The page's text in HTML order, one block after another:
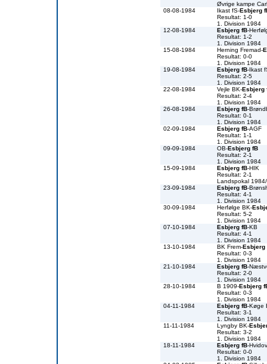
Øvrige kampe
08-08-1984
Ikast fS-Esbjerg
Resultat: 1-0
1. Division 1984
12-08-1984
Esbjerg fB-
Resultat: 1-2
1. Division 1984
15-08-1984
Herning Fremad-
Resultat: 0-0
1. Division 1984
19-08-1984
Esbjerg fB-Ikast
Resultat: 2-5
1. Division 1984
22-08-1984
Vejle BK-Esbjerg
Resultat: 2-4
1. Division 1984
26-08-1984
Esbjerg fB-
Resultat: 0-1
1. Division 1984
02-09-1984
Esbjerg fB-AGF
Resultat: 1-1
1. Division 1984
09-09-1984
OB-Esbjerg fB
Resultat: 2-1
1. Division 1984
15-09-1984
Esbjerg fB-HIK
Resultat: 2-1
Landspokal
23-09-1984
Esbjerg fB-
Resultat: 4-1
1. Division 1984
30-09-1984
Herfølge BK-
Resultat: 5-2
1. Division 1984
07-10-1984
Esbjerg fB-KB
Resultat: 4-1
1. Division 1984
13-10-1984
BK Frem-Esbjerg
Resultat: 0-3
1. Division 1984
21-10-1984
Esbjerg fB-
Resultat: 2-0
1. Division 1984
28-10-1984
B 1909-Esbjerg
Resultat: 0-3
1. Division 1984
04-11-1984
Esbjerg fB-Køge
Resultat: 3-1
1. Division 1984
11-11-1984
Lyngby BK-
Resultat: 3-2
1. Division 1984
18-11-1984
Esbjerg fB-
Resultat: 0-0
1. Division 1984